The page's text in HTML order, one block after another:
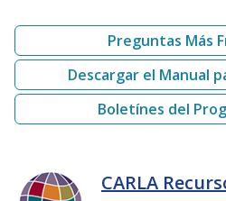
Preguntas Más
Descargar el Manual
Boletínes del
CARLA